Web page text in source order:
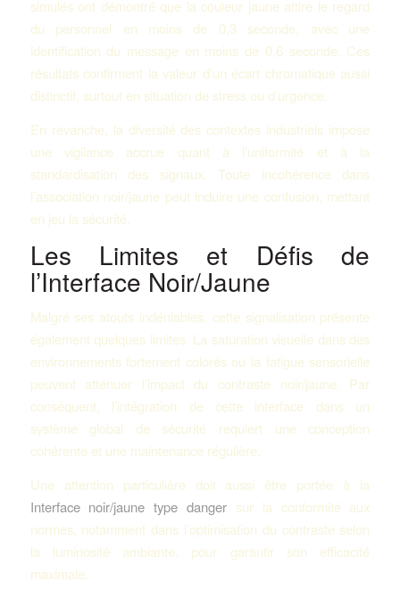
simulés ont démontré que la couleur jaune attire le regard
du personnel en moins de 0,3 seconde, avec une
identification du message en moins de 0,6 seconde. Ces
résultats confirment la valeur d’un écart chromatique aussi
distinctif, surtout en situation de stress ou d’urgence.
En revanche, la diversité des contextes industriels impose
une vigilance accrue quant à l’uniformité et à la
standardisation des signaux. Toute incohérence dans
l’association noir/jaune peut induire une confusion, mettant
en jeu la sécurité.
Les Limites et Défis de
l’Interface Noir/Jaune
Malgré ses atouts indéniables, cette signalisation présente
également quelques limites. La saturation visuelle dans des
environnements fortement colorés ou la fatigue sensorielle
peuvent atténuer l’impact du contraste noir/jaune. Par
conséquent, l’intégration de cette interface dans un
système global de sécurité requiert une conception
cohérente et une maintenance régulière.
Une attention particulière doit aussi être portée à la
Interface noir/jaune type danger sur la conformité aux
normes, notamment dans l’optimisation du contraste selon
la luminosité ambiante, pour garantir son efficacité
maximale.